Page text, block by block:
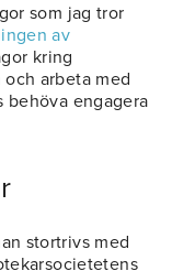
som jag tror
av
kring
arbeta med
behöva engagera
stortrivs med